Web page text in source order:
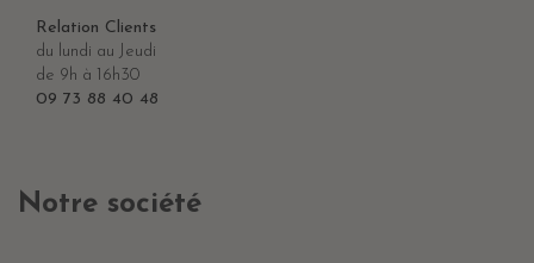
Relation Clients
du lundi au Jeudi
de 9h à 16h30
09 73 88 40 48
Notre société